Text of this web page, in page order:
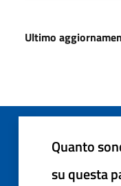
Ultimo
Quanto
su questa